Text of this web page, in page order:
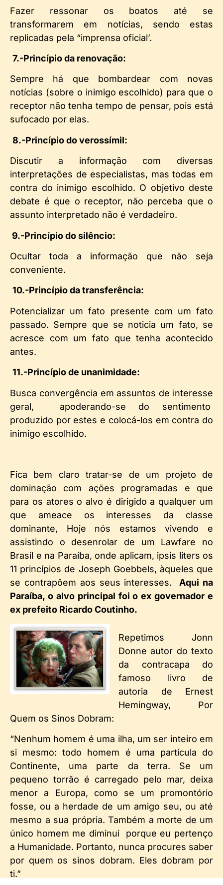
Fazer ressonar os boatos até se
transformarem em notícias, sendo estas
replicadas pela “imprensa oficial’.
7.-Princípio da renovação:
Sempre há que bombardear com novas
notícias (sobre o inimigo escolhido) para que o
receptor não tenha tempo de pensar, pois está
sufocado por elas.
8.-Princípio do verossímil:
Discutir a informação com diversas
interpretações de especialistas, mas todas em
contra do inimigo escolhido. O objetivo deste
debate é que o receptor, não perceba que o
assunto interpretado não é verdadeiro.
9.-Princípio do silêncio:
Ocultar toda a informação que não seja
conveniente.
10.-Princípio da transferência:
Potencializar um fato presente com um fato
passado. Sempre que se noticia um fato, se
acresce com um fato que tenha acontecido
antes.
11.-Princípio de unanimidade:
Busca convergência em assuntos de interesse
geral, apoderando-se do sentimento
produzido por estes e colocá-los em contra do
inimigo escolhido.
Fica bem claro tratar-se de um projeto de
dominação com ações programadas e que
para os atores o alvo é dirigido a qualquer um
que ameace os interesses da classe
dominante, Hoje nós estamos vivendo e
assistindo o desenrolar de um Lawfare no
Brasil e na Paraíba, onde aplicam, ipsis liters os
11 princípios de Joseph Goebbels, àqueles que
se contrapõem aos seus interesses.
Aqui na
Paraíba, o alvo principal foi o ex governador e
ex prefeito Ricardo Coutinho.
Repetimos Jonn
Donne autor do texto
da contracapa do
famoso livro de
autoria de Ernest
Hemingway, Por
Quem os Sinos Dobram:
“Nenhum homem é uma ilha, um ser inteiro em
si mesmo: todo homem é uma partícula do
Continente, uma parte da terra. Se um
pequeno torrão é carregado pelo mar, deixa
menor a Europa, como se um promontório
fosse, ou a herdade de um amigo seu, ou até
mesmo a sua própria. Também a morte de um
único homem me diminui porque eu pertenço
a Humanidade. Portanto, nunca procures saber
por quem os sinos dobram. Eles dobram por
ti.”